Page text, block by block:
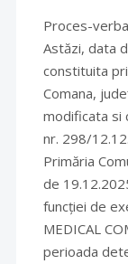
Proces-
Astăzi, data
constituita
Comana,
modificata si
nr. 298/
Primăria
de
funcției de
MEDICAL
perioada